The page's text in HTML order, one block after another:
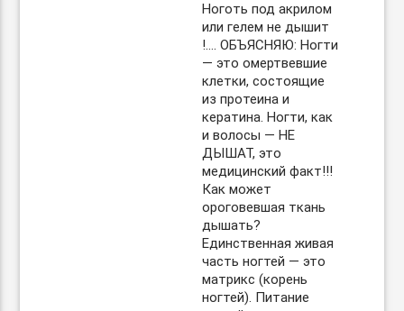
Ноготь под акрилом
или гелем не дышит
!…. ОБЪЯСНЯЮ: Ногти
— это омертвевшие
клетки, состоящие
из протеина и
кератина. Ногти, как
и волосы — НЕ
ДЫШАТ, это
медицинский факт!!!
Как может
ороговевшая ткань
дышать?
Единственная живая
часть ногтей — это
матрикс (корень
ногтей). Питание